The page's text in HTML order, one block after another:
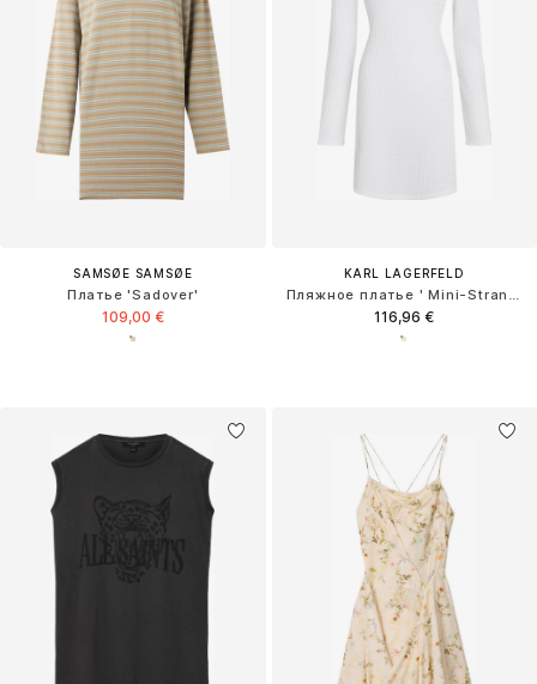
SAMSØE SAMSØE
Платье 'Sadover'
109,00 €
KARL LAGERFELD
116,96 €